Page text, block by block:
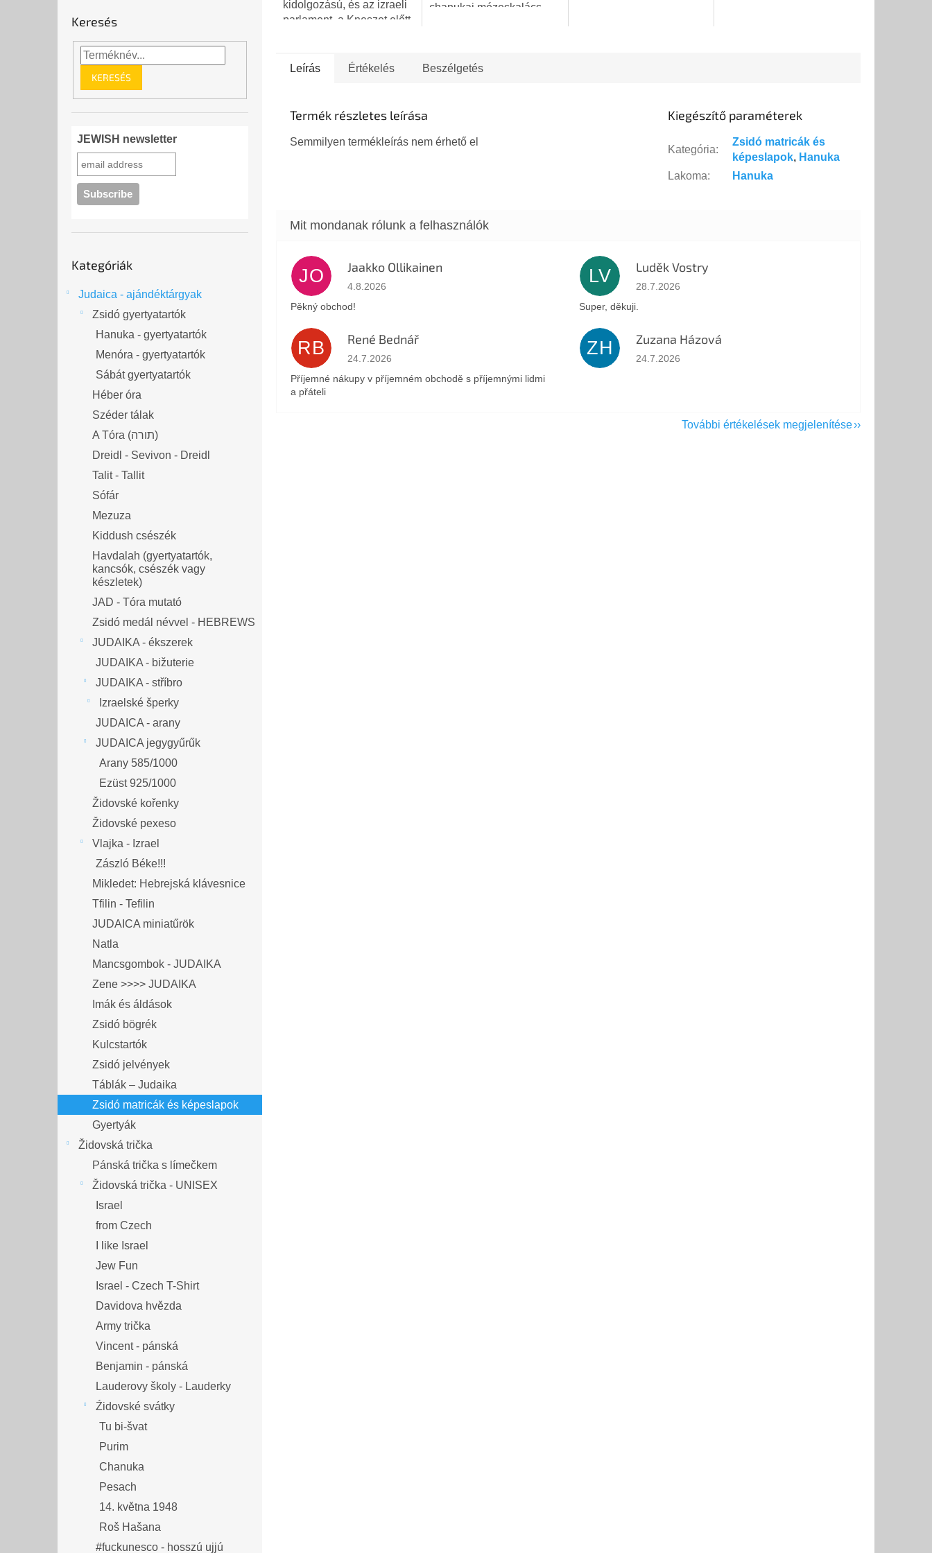
Keresés
KERESÉS
JEWISH newsletter
átugrása
Kategóriák
Judaica - ajándéktárgyak
Zsidó gyertyatartók
Hanuka - gyertyatartók
Menóra - gyertyatartók
Sábát gyertyatartók
Héber óra
Széder tálak
A Tóra (תורה)
Dreidl - Sevivon - Dreidl
Talit - Tallit
Sófár
Mezuza
Kiddush csészék
Havdalah (gyertyatartók,
kancsók, csészék vagy
készletek)
JAD - Tóra mutató
Zsidó medál névvel - HEBREWS
JUDAIKA - ékszerek
JUDAIKA - bižuterie
JUDAIKA - stříbro
Izraelské šperky
JUDAICA - arany
JUDAICA jegygyűrűk
Arany 585/1000
Ezüst 925/1000
Židovské kořenky
Židovské pexeso
Vlajka - Izrael
Zászló Béke!!!
Mikledet: Hebrejská klávesnice
Tfilin - Tefilin
JUDAICA miniatűrök
Natla
Mancsgombok - JUDAIKA
Zene >>>> JUDAIKA
Imák és áldások
Zsidó bögrék
Kulcstartók
Zsidó jelvények
Táblák – Judaika
Zsidó matricák és képeslapok
Gyertyák
Židovská trička
Pánská trička s límečkem
Židovská trička - UNISEX
Israel
from Czech
I like Israel
Jew Fun
Israel - Czech T-Shirt
Davidova hvězda
Army trička
Vincent - pánská
Benjamin - pánská
Lauderovy školy - Lauderky
Źidovské svátky
Tu bi-švat
Purim
Chanuka
Pesach
14. května 1948
Roš Hašana
#fuckunesco - hosszú ujjú
kidolgozású, és az izraeli
parlament, a Kneszet előtt
nélküli és téglalap alakú....
chanukai mézeskalács
Leírás Értékelés Beszélgetés
Termék részletes leírása
Semmilyen termékleírás nem érhető el
Kiegészítő paraméterek
Kategória:
Zsidó matricák és
képeslapok, Hanuka
Lakoma: Hanuka
JO Jaakko Ollikainen
Az áruház értékelése 5-ből 5 csillag.
4.8.2026
Pěkný obchod!
LV Luděk Vostry
Az áruház értékelése 5-ből 5 csillag.
28.7.2026
Super, děkuji.
RB René Bednář
Az áruház értékelése 5-ből 5 csillag.
24.7.2026
Příjemné nákupy v příjemném obchodě s příjemnými lidmi
a přáteli
ZH Zuzana Házová
Az áruház értékelése 5-ből 5 csillag.
24.7.2026
További értékelések megjelenítése